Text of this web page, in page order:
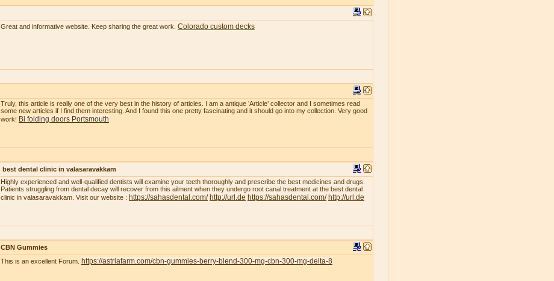
Great and informative website. Keep sharing the great work. Colorado custom decks
Truly, this article is really one of the very best in the history of articles. I am a antique ’Article’ collector and I sometimes read
some new articles if I find them interesting. And I found this one pretty fascinating and it should go into my collection. Very good
work! Bi folding doors Portsmouth
best dental clinic in valasaravakkam
Highly experienced and well-qualified dentists will examine your teeth thoroughly and prescribe the best medicines and drugs.
Patients struggling from dental decay will recover from this ailment when they undergo root canal treatment at the best dental
clinic in valasaravakkam. Visit our website : https://sahasdental.com/ http://url.de https://sahasdental.com/ http://url.de
CBN Gummies
This is an excellent Forum. https://astriafarm.com/cbn-gummies-berry-blend-300-mg-cbn-300-mg-delta-8